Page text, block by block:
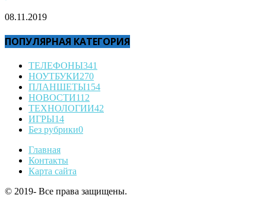
08.11.2019
ПОПУЛЯРНАЯ КАТЕГОРИЯ
ТЕЛЕФОНЫ341
НОУТБУКИ270
ПЛАНШЕТЫ154
НОВОСТИ112
ТЕХНОЛОГИИ42
ИГРЫ14
Без рубрики0
Главная
Контакты
Карта сайта
© 2019- Все права защищены.